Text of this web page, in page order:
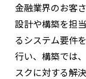
金融業界のお客
設計や構築を担
るシステム要件
行い、構築では
スクに対する解